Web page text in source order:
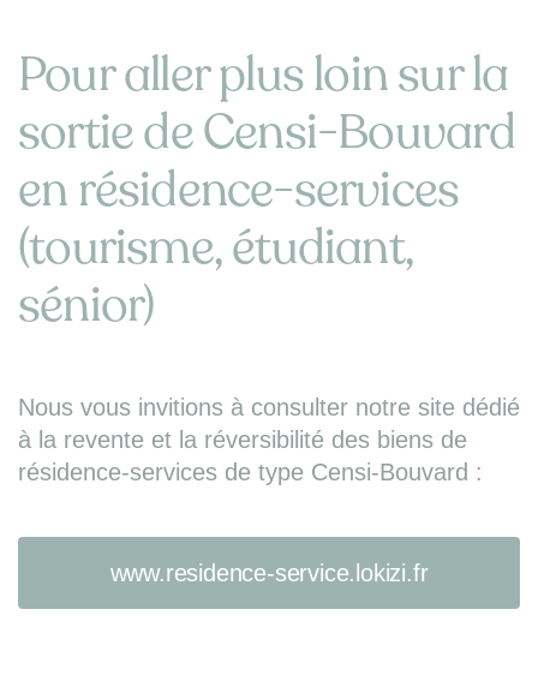
Pour aller plus loin sur la
sortie de Censi-Bouvard
en résidence-services
(tourisme, étudiant,
sénior)
Nous vous invitions à consulter notre site dédié
à la revente et la réversibilité des biens de
résidence-services de type Censi-Bouvard :
www.residence-service.lokizi.fr